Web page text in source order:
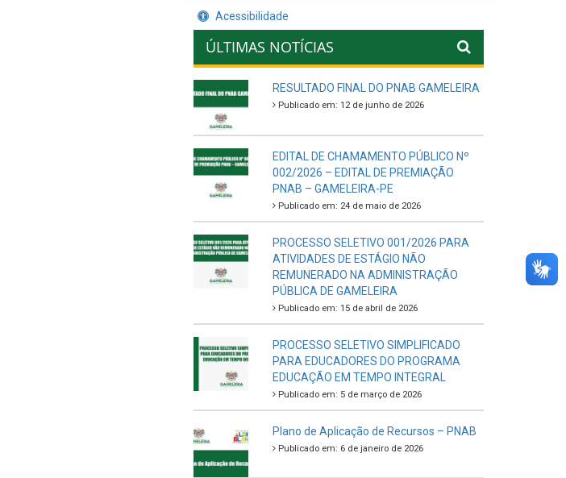
Acessibilidade
ÚLTIMAS NOTÍCIAS
RESULTADO FINAL DO PNAB GAMELEIRA
Publicado em: 12 de junho de 2026
EDITAL DE CHAMAMENTO PÚBLICO Nº
002/2026 – EDITAL DE PREMIAÇÃO
PNAB – GAMELEIRA-PE
Publicado em: 24 de maio de 2026
PROCESSO SELETIVO 001/2026 PARA
ATIVIDADES DE ESTÁGIO NÃO
REMUNERADO NA ADMINISTRAÇÃO
PÚBLICA DE GAMELEIRA
Publicado em: 15 de abril de 2026
PROCESSO SELETIVO SIMPLIFICADO
PARA EDUCADORES DO PROGRAMA
EDUCAÇÃO EM TEMPO INTEGRAL
Publicado em: 5 de março de 2026
Plano de Aplicação de Recursos – PNAB
Publicado em: 6 de janeiro de 2026